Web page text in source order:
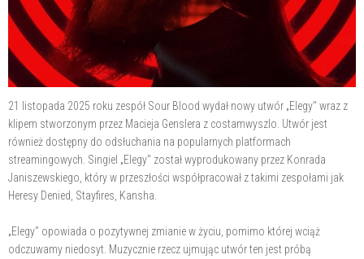
21 listopada 2025 roku zespół Sour Blood wydał nowy utwór „Elegy" wraz z
klipem stworzonym przez Macieja Genslera z costamwyszlo. Utwór jest
również dostępny do odsłuchania na popularnych platformach
streamingowych. Singiel „Elegy" został wyprodukowany przez Konrada
Janiszewskiego, który w przeszłości współpracował z takimi zespołami jak
Heresy Denied, Stayfires, Kansha.
„Elegy" opowiada o pozytywnej zmianie w życiu, pomimo której wciąż
odczuwamy niedosyt. Muzycznie rzecz ujmując utwór ten jest próbą